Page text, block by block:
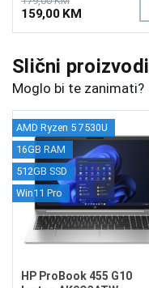
159,00 KM
Slični proizvodi
Moglo bi te zanimati?
AMD Ryzen 5 7530U
16GB RAM
512GB SSD
Win11 Pro
HP ProBook 455 G10